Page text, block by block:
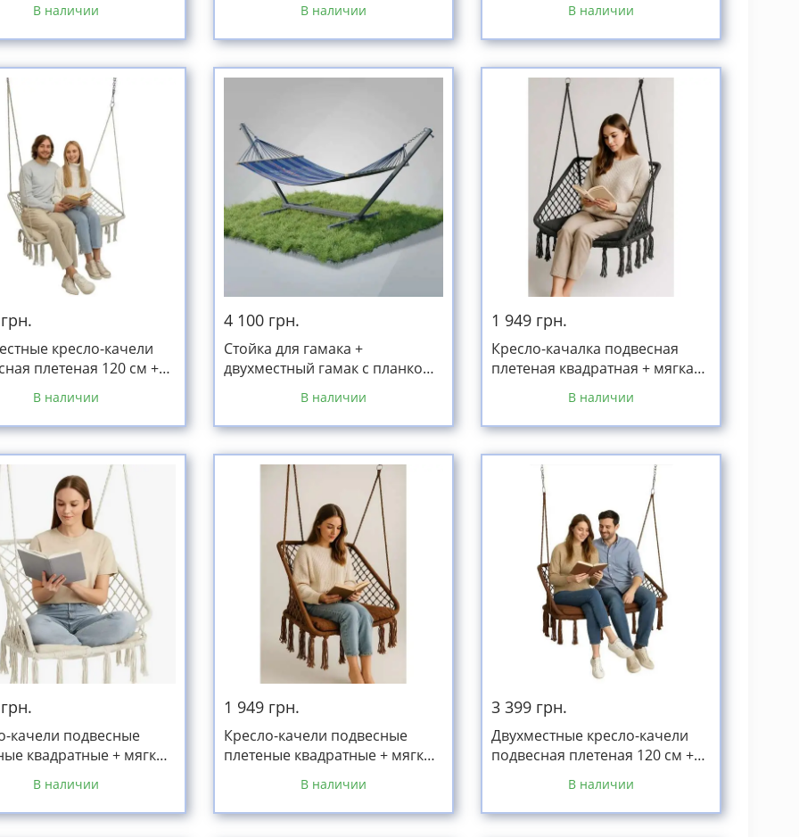
до 300кг
В наличии
серое до 300кг
В наличии
коричневая до 300кг
В наличии
кресло-качели
плетеная 120 см +
В наличии
4 100 грн.
Стойка для гамака +
двухместный гамак с планкой
В наличии
1 949 грн.
Кресло-качалка подвесная
плетеная квадратная + мягкая
В наличии
качели подвесные
квадратные + мягкая
В наличии
1 949 грн.
Кресло-качели подвесные
плетеные квадратные + мягкая
В наличии
3 399 грн.
Двухместные кресло-качели
подвесная плетеная 120 см +
В наличии